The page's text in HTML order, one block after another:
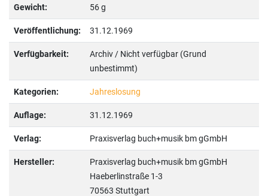
Gewicht: 56 g
Veröffentlichung: 31.12.1969
Verfügbarkeit:
Archiv / Nicht verfügbar (Grund
unbestimmt)
Kategorien: Jahreslosung
Auflage: 31.12.1969
Verlag: Praxisverlag buch+musik bm gGmbH
Hersteller:
Praxisverlag buch+musik bm gGmbH
Haeberlinstraße 1-3
70563 Stuttgart